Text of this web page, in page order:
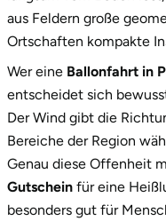
aus Feldern große
Ortschaften kompakte
Wer eine Ballonfahrt in
entscheidet sich
Der Wind gibt die
Bereiche der Region
Genau diese Offenheit
Gutschein für eine
besonders gut für